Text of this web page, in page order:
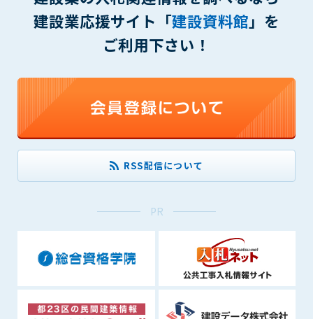
建設業応援サイト「建設資料館」を
ご利用下さい！
RSS配信について
PR
(6) 管理者が承認していない営利を目的とした行為
(7) 公序良俗に反する行為
(8) 犯罪的行為に結びつく行為
(10) 建設資料館から知り得た情報及びダウンロードした情報
を、営利を目的として第三者に転売し、または転売のため
に第三者に提供すること
第7条（登録内容の削除）
恐れのあるものは、会員の承諾なく削除できるものとします。
(4) その他、管理者が不適当と判断した場合
第8条（サービスの変更・中止等）
管理者は、会員の承諾なく、本サービス内容の変更(新規追加、
廃止を含み)し、本サービスの運営を中止または廃止することが